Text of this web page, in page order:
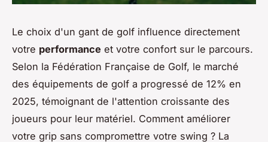
Le choix d'un gant de golf influence directement
votre performance et votre confort sur le parcours.
Selon la Fédération Française de Golf, le marché
des équipements de golf a progressé de 12% en
2025, témoignant de l'attention croissante des
joueurs pour leur matériel. Comment améliorer
votre grip sans compromettre votre swing ? La